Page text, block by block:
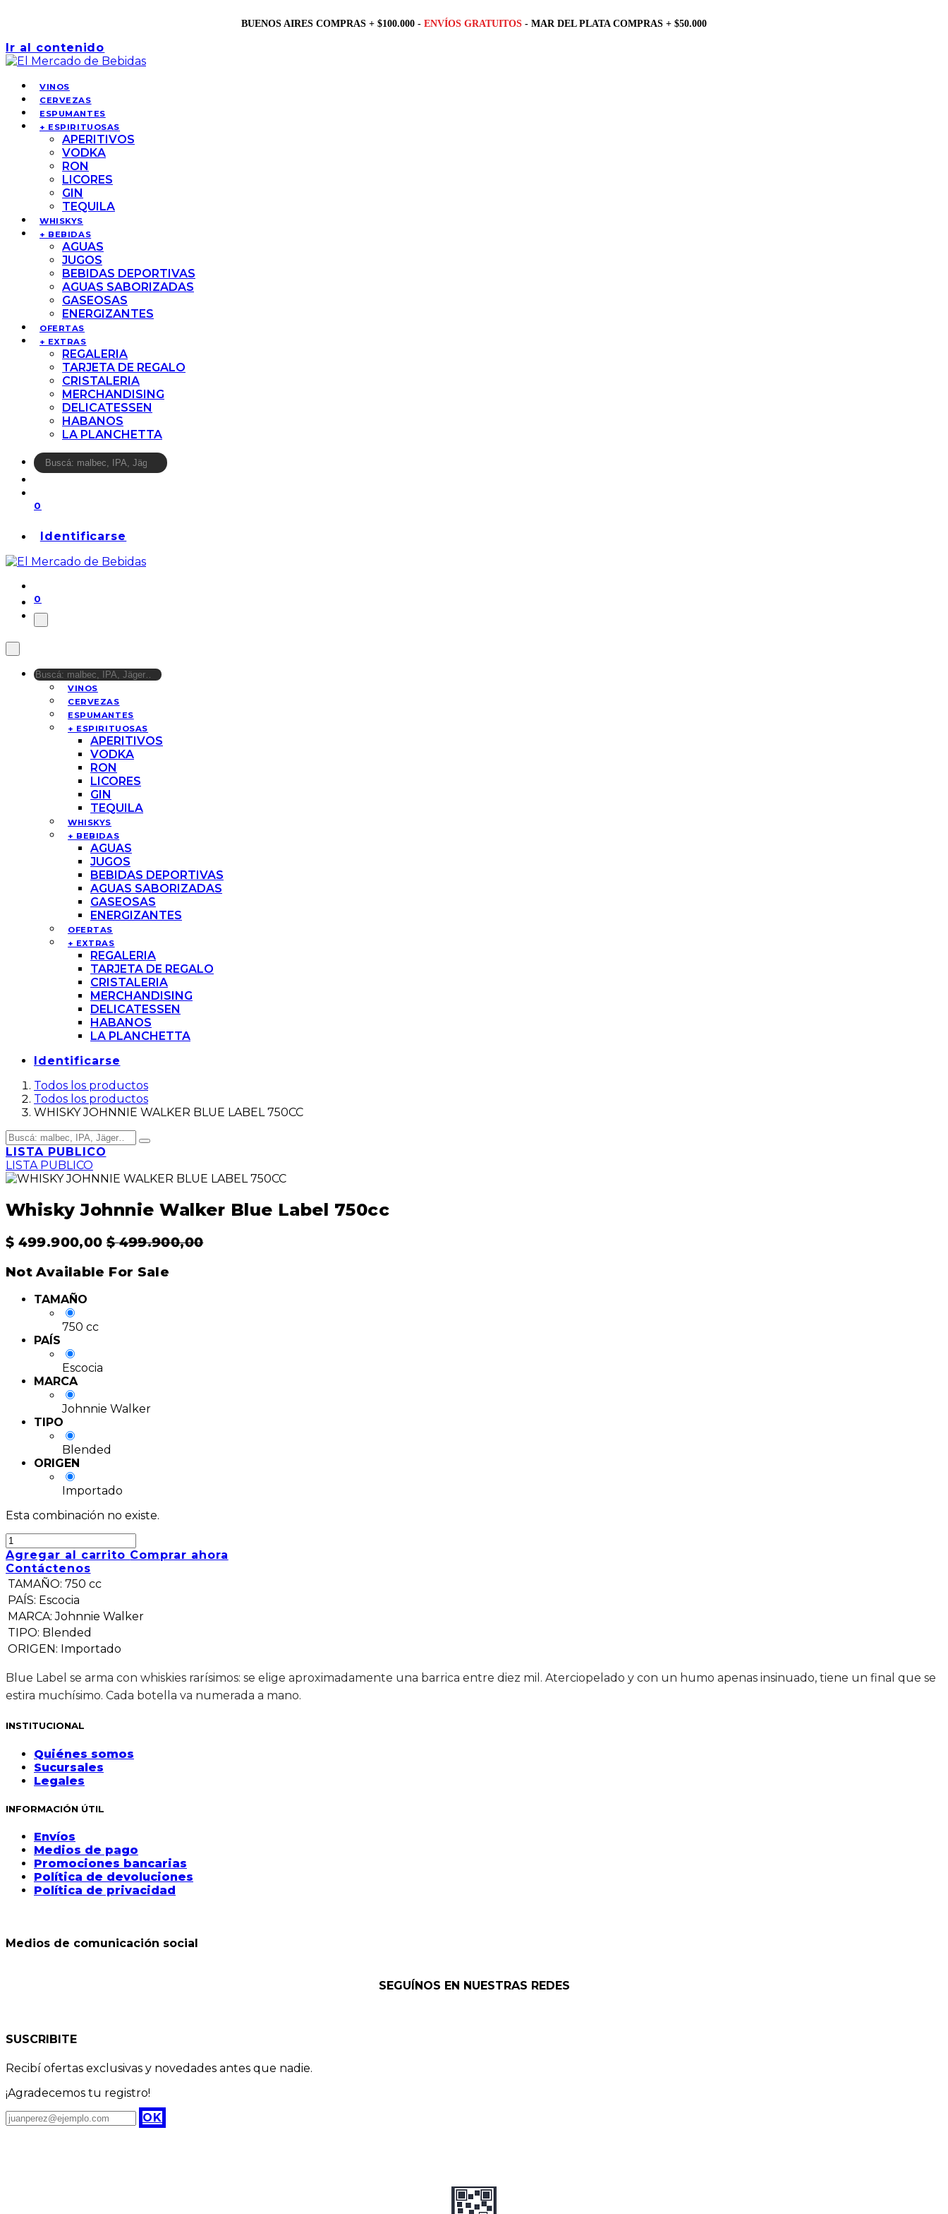
BUENOS AIRES COMPRAS + $100.000 - ENVÍOS GRATUITOS - MAR DEL PLATA COMPRAS + $50.000
Ir al contenido
VINOS
CERVEZAS
ESPUMANTES
+ ESPIRITUOSAS
APERITIVOS
VODKA
RON
LICORES
GIN
TEQUILA
WHISKYS
+ BEBIDAS
AGUAS
JUGOS
BEBIDAS DEPORTIVAS
AGUAS SABORIZADAS
GASEOSAS
ENERGIZANTES
OFERTAS
+ EXTRAS
REGALERIA
TARJETA DE REGALO
CRISTALERIA
MERCHANDISING
DELICATESSEN
HABANOS
LA PLANCHETTA
0
Identificarse
0
VINOS
CERVEZAS
ESPUMANTES
+ ESPIRITUOSAS
APERITIVOS
VODKA
RON
LICORES
GIN
TEQUILA
WHISKYS
+ BEBIDAS
AGUAS
JUGOS
BEBIDAS DEPORTIVAS
AGUAS SABORIZADAS
GASEOSAS
ENERGIZANTES
OFERTAS
+ EXTRAS
REGALERIA
TARJETA DE REGALO
CRISTALERIA
MERCHANDISING
DELICATESSEN
HABANOS
LA PLANCHETTA
Identificarse
Todos los productos
Todos los productos
WHISKY JOHNNIE WALKER BLUE LABEL 750CC
LISTA PUBLICO
LISTA PUBLICO
Whisky Johnnie Walker Blue Label 750cc
$ 499.900,00 $499.900,00
Not Available For Sale
TAMAÑO
750 cc
PAÍS
Escocia
MARCA
Johnnie Walker
TIPO
Blended
ORIGEN
Importado
Esta combinación no existe.
Agregar al carrito Comprar ahora
Contáctenos
TAMAÑO: 750 cc
PAÍS: Escocia
MARCA:Johnnie Walker
TIPO: Blended
ORIGEN : Importado
Blue Label se arma con whiskies rarísimos: se elige aproximadamente una barrica entre diez mil. Aterciopelado y con un humo apenas insinuado, tiene un final que se
estira muchísimo. Cada botella va numerada a mano.
INSTITUCIONAL
Quiénes somos
Sucursales
Legales
INFORMACIÓN ÚTIL
Envíos
Medios de pago
Promociones bancarias
Política de devoluciones
Política de privacidad
Medios de comunicación social
SEGUÍNOS EN NUESTRAS REDES
SUSCRIBITE
Recibí ofertas exclusivas y novedades antes que nadie.
¡Agradecemos tu registro!
OK